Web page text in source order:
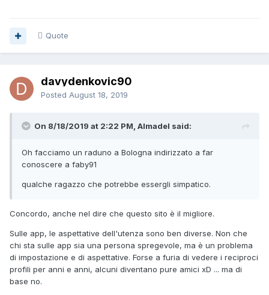
Quote
davydenkovic90
Posted August 18, 2019
On 8/18/2019 at 2:22 PM, Almadel said:
Oh facciamo un raduno a Bologna indirizzato a far
conoscere a faby91
qualche ragazzo che potrebbe essergli simpatico.
Concordo, anche nel dire che questo sito è il migliore.
Sulle app, le aspettative dell'utenza sono ben diverse. Non che
chi sta sulle app sia una persona spregevole, ma è un problema
di impostazione e di aspettative. Forse a furia di vedere i reciproci
profili per anni e anni, alcuni diventano pure amici xD ... ma di
base no.